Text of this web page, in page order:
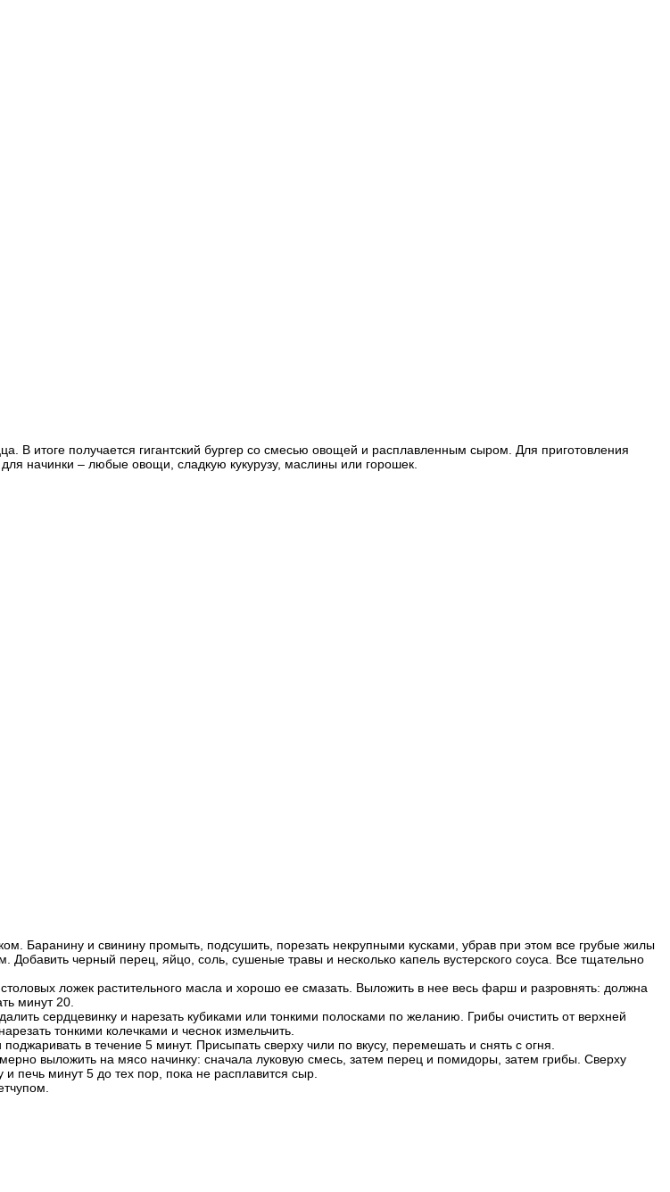
В итоге получается гигантский бургер со смесью овощей и расплавленным сыром. Для приготовления
начинки – любые овощи, сладкую кукурузу, маслины или горошек.
Баранину и свинину промыть, подсушить, порезать некрупными кусками, убрав при этом все грубые жилы
черный перец, яйцо, соль, сушеные травы и несколько капель вустерского соуса. Все тщательно
ложек растительного масла и хорошо ее смазать. Выложить в нее весь фарш и разровнять: должна
минут 20.
сердцевинку и нарезать кубиками или тонкими полосками по желанию. Грибы очистить от верхней
тонкими колечками и чеснок измельчить.
в течение 5 минут. Присыпать сверху чили по вкусу, перемешать и снять с огня.
выложить на мясо начинку: сначала луковую смесь, затем перец и помидоры, затем грибы. Сверху
печь минут 5 до тех пор, пока не расплавится сыр.